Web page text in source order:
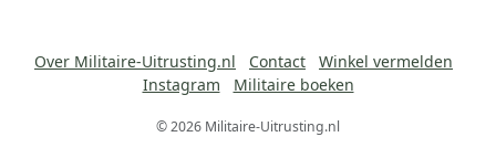
Over Militaire-Uitrusting.nl Contact
Winkel vermelden
Instagram
Militaire boeken
© 2026 Militaire-Uitrusting.nl